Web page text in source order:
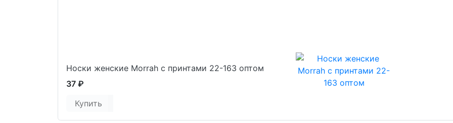
Носки женские Morrah с принтами 22-163 оптом
37 ₽
Купить